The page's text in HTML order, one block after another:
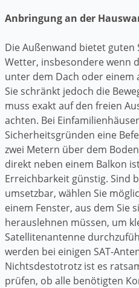
Anbringung an der
Die Außenwand bietet guten
Wetter, insbesondere wenn
unter dem Dach oder einem
Sie schränkt jedoch die
muss exakt auf den freien
achten. Bei
Sicherheitsgründen eine
zwei Metern über dem
direkt neben einem Balkon
Erreichbarkeit günstig. Sind
umsetzbar, wählen Sie
einem Fenster, aus dem Sie
herauslehnen müssen, um
Satellitenantenne
werden bei einigen SAT-
Nichtsdestotrotz ist es
prüfen, ob alle benötigten